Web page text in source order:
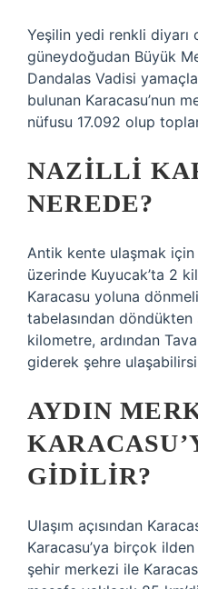
Yeşilin yedi renkli diyarı
güneydoğudan Büyük
Dandalas Vadisi
bulunan Karacasu’nun
nüfusu 17.092 olup
NAZILLI
NEREDE?
Antik kente ulaşmak
üzerinde Kuyucak’ta 2
Karacasu yoluna
tabelasından
kilometre, ardından
giderek şehre
AYDIN
GIDILIR?
Ulaşım açısından
Karacasu’ya birçok ilden
şehir merkezi ile